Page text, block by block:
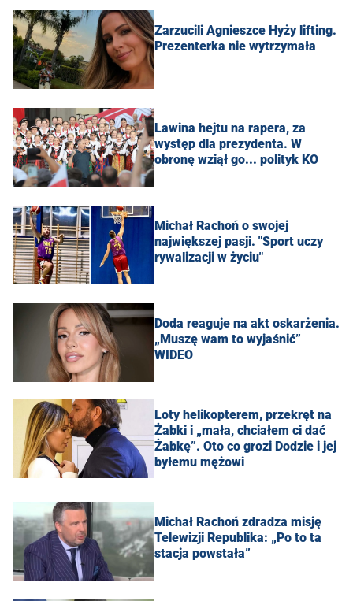
Zarzucili Agnieszce Hyży lifting.
Prezenterka nie wytrzymała
Lawina hejtu na rapera, za
występ dla prezydenta. W
obronę wziął go... polityk KO
Michał Rachoń o swojej
największej pasji. "Sport uczy
rywalizacji w życiu"
Doda reaguje na akt oskarżenia.
„Muszę wam to wyjaśnić”
WIDEO
Loty helikopterem, przekręt na
Żabki i „mała, chciałem ci dać
Żabkę”. Oto co grozi Dodzie i jej
byłemu mężowi
Michał Rachoń zdradza misję
Telewizji Republika: „Po to ta
stacja powstała”